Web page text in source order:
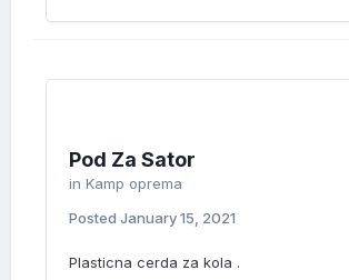
Pod Za Sator
in Kamp oprema
Posted January 15, 2021
Plasticna cerda za kola .